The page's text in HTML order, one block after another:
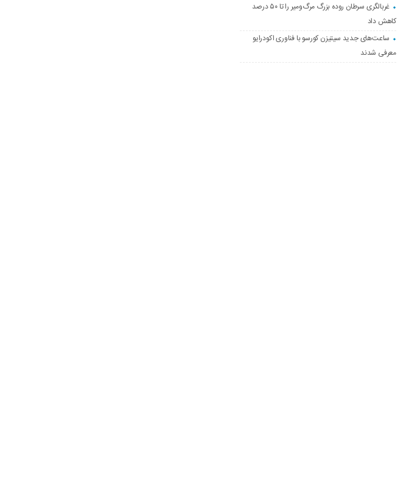
غربالگری سرطان روده بزرگ مرگ‌ومیر را تا ۵۰ درصد
کاهش داد
ساعت‌های جدید سیتیزن کورسو با فناوری اکودرایو
معرفی شدند